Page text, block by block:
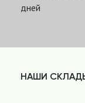
дней
НАШИ